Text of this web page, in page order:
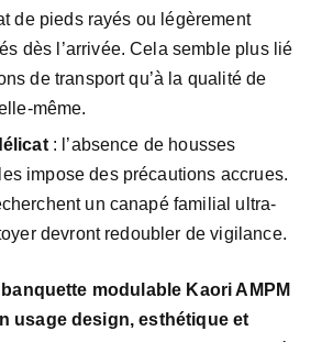
de pieds rayés ou légèrement
dès l’arrivée. Cela semble plus lié
de transport qu’à la qualité de
même.
: l’absence de housses
impose des précautions accrues.
un canapé familial ultra-
devront redoubler de vigilance.
banquette modulable Kaori AMPM
usage design, esthétique et